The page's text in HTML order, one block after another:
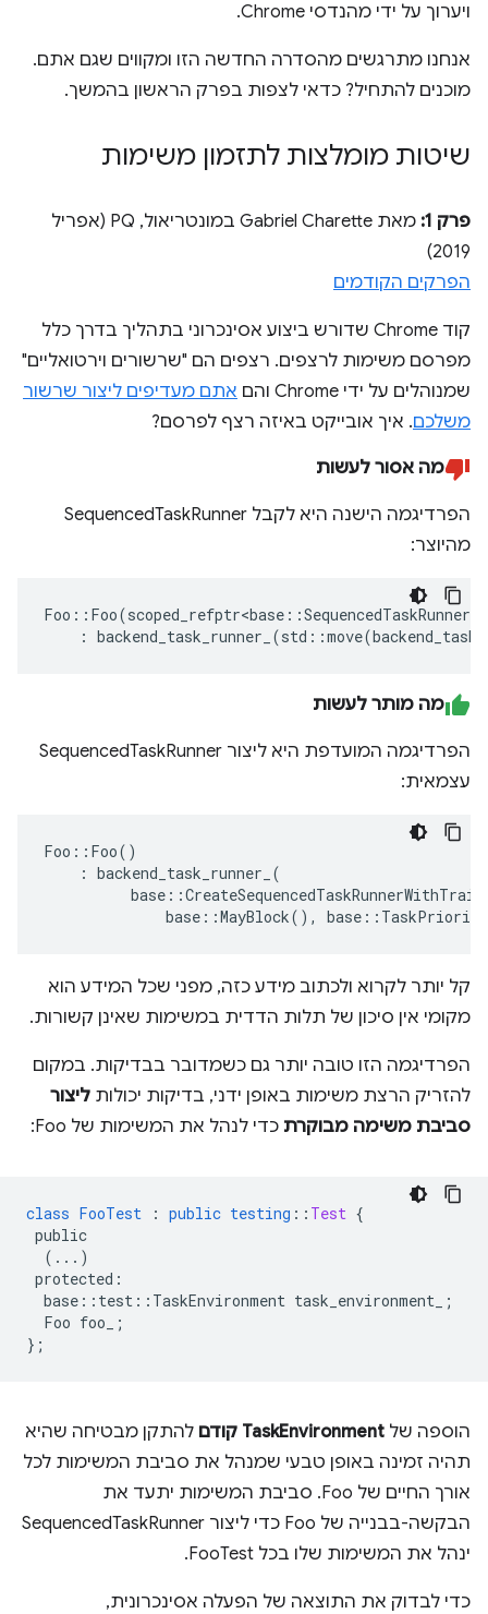
ויערוך על ידי מהנדסי Chrome.
אנחנו מתרגשים מהסדרה החדשה הזו ומקווים שגם אתם.
מוכנים להתחיל? כדאי לצפות בפרק הראשון בהמשך.
שיטות מומלצות לתזמון משימות
פרק 1:
מאת Gabriel Charette במונטריאול, PQ (אפריל
2019)
הפרקים הקודמים
קוד Chrome שדורש ביצוע אסינכרוני בתהליך בדרך כלל
מפרסם משימות לרצפים. רצפים הם "שרשורים וירטואליים"
שמנוהלים על ידי Chrome והם
אתם מעדיפים ליצור שרשור
משלכם. איך אובייקט באיזה רצף לפרסם?
מה אסור לעשות
הפרדיגמה הישנה היא לקבל SequencedTaskRunner
מהיוצר:
Foo :: Foo(scoped_refptr<base ::SequencedTaskRunner
: backend_task_runner_ (std ::move(
מה מותר לעשות
הפרדיגמה המועדפת היא ליצור SequencedTaskRunner
עצמאית:
Foo :: Foo()
: backend_task_runner_ (
base ::
base ::MayBlock(), base :: TaskPriority
קל יותר לקרוא ולכתוב מידע כזה, מפני שכל המידע הוא
מקומי אין סיכון של תלות הדדית במשימות שאינן קשורות.
הפרדיגמה הזו טובה יותר גם כשמדובר בבדיקות. במקום
להזריק הרצת משימות באופן ידני, בדיקות יכולות ליצור
סביבת משימה מבוקרת כדי לנהל את המשימות של Foo:
class FooTest : public testing :: Test {
public
(...)
protected :
base :: test :: TaskEnvironment task_environment_
;
Foo foo_
;
} ;
הוספה של TaskEnvironment קודם
להתקן מבטיחה שהיא
תהיה זמינה באופן טבעי שמנהל את סביבת המשימות לכל
אורך החיים של Foo. סביבת המשימות יתעד את
הבקשה-בבנייה של Foo כדי ליצור SequencedTaskRunner
ינהל את המשימות שלו בכל FooTest.
כדי לבדוק את התוצאה של הפעלה אסינכרונית,